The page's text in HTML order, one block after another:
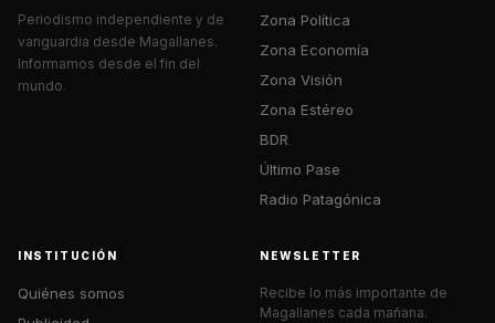
Periodismo independiente y de
vanguardia desde Magallanes.
Informamos desde el fin del
mundo.
Zona Política
Zona Economía
Zona Visión
Zona Estéreo
BDR
Último Pase
Radio Patagónica
INSTITUCIÓN
Quiénes somos
NEWSLETTER
Recibe lo más importante de
Magallanes cada mañana.